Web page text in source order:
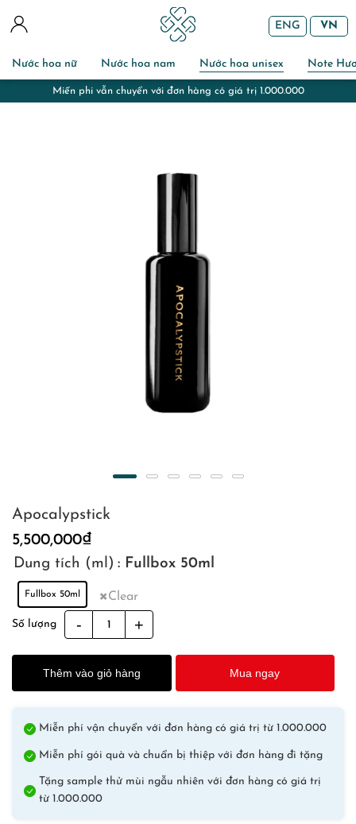
Nước hoa nữ Nước hoa nam Nước hoa unisex Note
ENG VN
Miến phi vẫn chuyển với đơn hàng có giá trị 1.000.000
Apocalypstick
5,500,000₫
Dung tích (ml) : Fullbox 50ml
Fullbox 50ml Clear
Số lượng
Apocalypstick
quantity
Thêm vào giỏ hàng Mua ngay
Miễn phí vận chuyển với đơn hàng có giá trị từ 1.000.000
Miễn phí gói quà và chuẩn bị thiệp với đơn hàng đi tặng
Tặng sample thử mùi ngẫu nhiên với đơn hàng có giá trị
từ 1.000.000